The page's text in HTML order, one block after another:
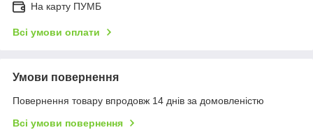
На карту ПУМБ
Всі умови оплати
Умови повернення
Повернення товару впродовж 14 днів за домовленістю
Всі умови повернення